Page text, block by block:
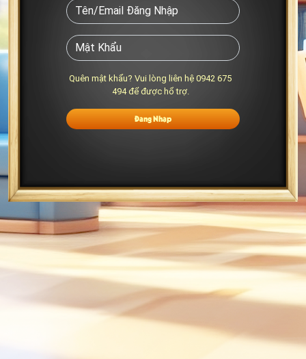
Quên mật khẩu? Vui lòng liên hệ 0942 675
494 để được hổ trợ.
Đăng Nhập